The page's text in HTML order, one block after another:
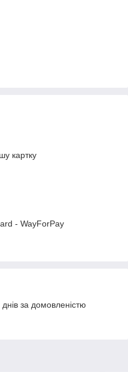
картку
- WayForPay
за домовленістю